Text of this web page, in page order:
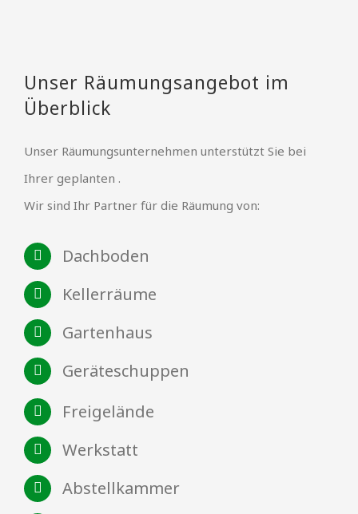
Unser Räumungsangebot im
Überblick
Unser Räumungsunternehmen unterstützt Sie bei
Ihrer geplanten .
Wir sind Ihr Partner für die Räumung von:
Dachboden
Kellerräume
Gartenhaus
Geräteschuppen
Freigelände
Werkstatt
Abstellkammer